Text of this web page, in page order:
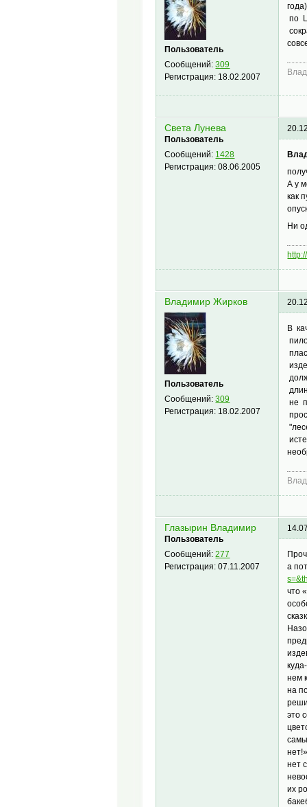
Пользователь
Сообщений:309
Регистрация: 18.02.2007
по
Света Лунева
Пользователь
Сообщений: 1428
Регистрация:08.06.2005
А у
как
Ни
Владимир Жирков
Пользователь
Сообщений:309
Регистрация: 18.02.2007
В
не
Глазырин Владимир
Пользователь
Сообщений:277
Регистрация:07.11.2007
а
что
нем
на
это
нет
их